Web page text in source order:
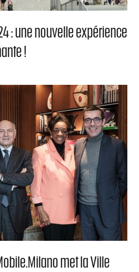
: une nouvelle expérience
!
met la Ville